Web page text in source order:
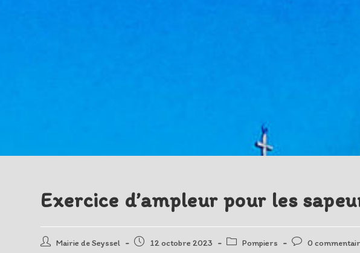
Exercice d’ampleur pour les
Auteur/autrice
Mairie de Seyssel
Post 12 octobre 2023
PostPompiers
Post0